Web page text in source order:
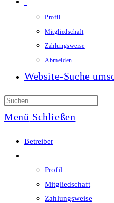
Profil
Mitgliedschaft
Zahlungsweise
Abmelden
Website-Suche
Menü Schließen
Betreiber
Profil
Mitgliedschaft
Zahlungsweise